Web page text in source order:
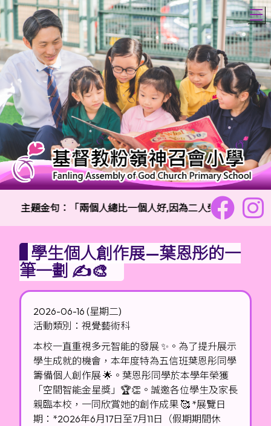
主題金句：「兩個人總比一個人好,因為二人勞碌同得美好
學生個人創作展—葉恩彤的一
筆一劃 ✍️🎨
2026-06-16 (星期二)
活動類別：視覺藝術科
本校一直重視多元智能的發展 ✨。為了提升展示
學生成就的機會，本年度特為五信班葉恩彤同學
籌備個人創作展 🌟。葉恩彤同學於本學年榮獲
「空間智能金星獎」🏆👏。誠邀各位學生及家長
親臨本校，一同欣賞她的創作成果 🥰 *展覽日
期：*2026年6月17日至7月11日（假期期間休